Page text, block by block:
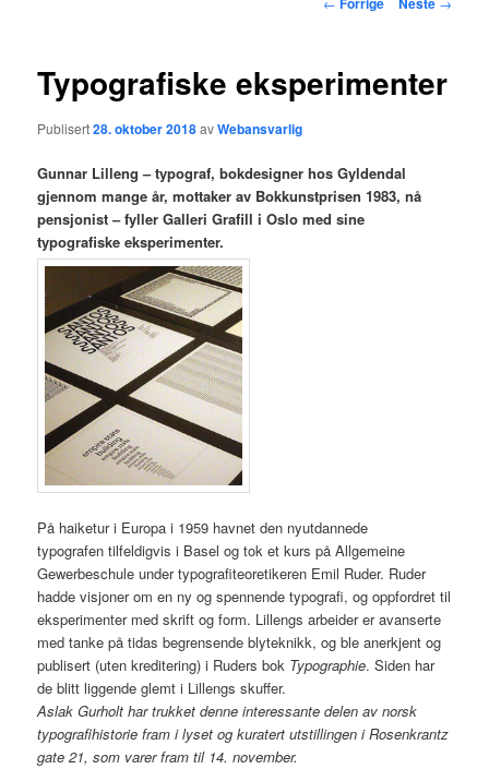
Typografiske eksperimenter
Publisert28. oktober 2018avWebansvarlig
Gunnar Lilleng – typograf, bokdesigner hos Gyldendal
gjennom mange år, mottaker av Bokkunstprisen 1983, nå
pensjonist – fyller Galleri Grafill i Oslo med sine
typografiske eksperimenter.
På haiketur i Europa i 1959 havnet den nyutdannede
typografen tilfeldigvis i Basel og tok et kurs på Allgemeine
Gewerbeschule under typografiteoretikeren Emil Ruder. Ruder
hadde visjoner om en ny og spennende typografi, og oppfordret til
eksperimenter med skrift og form. Lillengs arbeider er avanserte
med tanke på tidas begrensende blyteknikk, og ble anerkjent og
publisert (uten kreditering) i Ruders bok Typographie. Siden har
de blitt liggende glemt i Lillengs skuffer.
Aslak Gurholt har trukket denne interessante delen av norsk
typografihistorie fram i lyset og kuratert utstillingen i Rosenkrantz
gate 21, som varer fram til 14. november.